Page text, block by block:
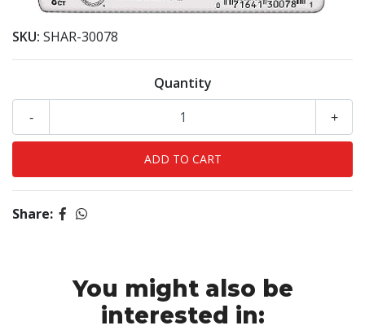
SKU: SHAR-30078
Quantity
+
-
Share:
You might also be
interested in: